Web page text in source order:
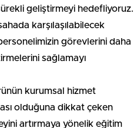
geliştirmeyi hedefliyoruz.
karşılaşılabilecek
görevlerini daha
sağlamayı
kurumsal hizmet
olduğuna dikkat çeken
artırmaya yönelik eğitim